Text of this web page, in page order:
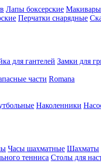
Лапы боксерские Макивары
Перчатки снарядные
для гантелей Замки для
части Romana
Наколенники
Часы шахматные Шахматы
тенниса Столы для